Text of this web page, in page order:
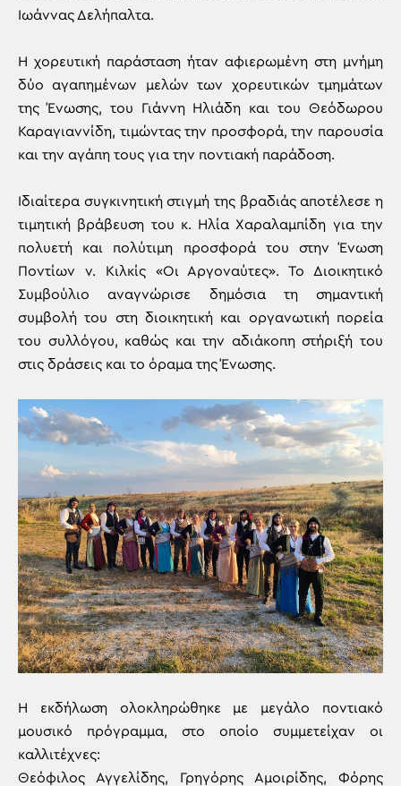
Ιωάννας Δελήπαλτα.
Η χορευτική παράσταση ήταν αφιερωμένη στη μνήμη
δύο αγαπημένων μελών των χορευτικών τμημάτων
της Ένωσης, του Γιάννη Ηλιάδη και του Θεόδωρου
Καραγιαννίδη, τιμώντας την προσφορά, την παρουσία
και την αγάπη τους για την ποντιακή παράδοση.
Ιδιαίτερα συγκινητική στιγμή της βραδιάς αποτέλεσε η
τιμητική βράβευση του κ. Ηλία Χαραλαμπίδη για την
πολυετή και πολύτιμη προσφορά του στην Ένωση
Ποντίων ν. Κιλκίς «Οι Αργοναύτες». Το Διοικητικό
Συμβούλιο αναγνώρισε δημόσια τη σημαντική
συμβολή του στη διοικητική και οργανωτική πορεία
του συλλόγου, καθώς και την αδιάκοπη στήριξή του
στις δράσεις και το όραμα της Ένωσης.
Η εκδήλωση ολοκληρώθηκε με μεγάλο ποντιακό
μουσικό πρόγραμμα, στο οποίο συμμετείχαν οι
καλλιτέχνες:
Θεόφιλος Αγγελίδης, Γρηγόρης Αμοιρίδης, Φόρης